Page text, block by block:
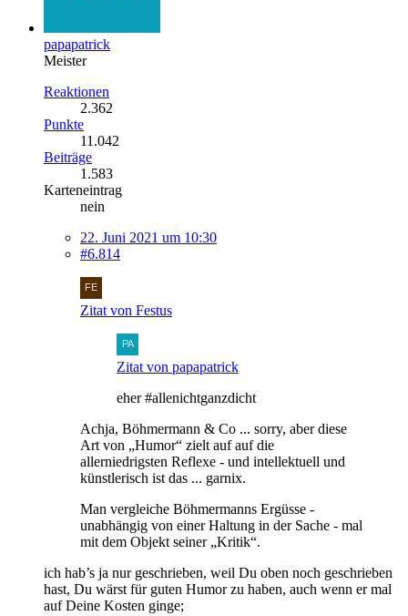
papapatrick
Meister
Reaktionen
2.362
Punkte
11.042
Beiträge
1.583
Karteneintrag
nein
22. Juni 2021 um 10:30
#6.814
Zitat von Festus
Zitat von papapatrick
eher #allenichtganzdicht
Achja, Böhmermann & Co ... sorry, aber diese
Art von „Humor“ zielt auf auf die
allerniedrigsten Reflexe - und intellektuell und
künstlerisch ist das ... garnix.
Man vergleiche Böhmermanns Ergüsse -
unabhängig von einer Haltung in der Sache - mal
mit dem Objekt seiner „Kritik“.
ich hab’s ja nur geschrieben, weil Du oben noch geschrieben
hast, Du wärst für guten Humor zu haben, auch wenn er mal
auf Deine Kosten ginge;